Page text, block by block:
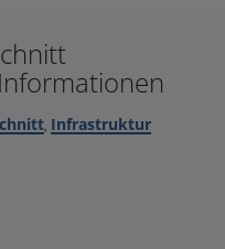
, Infrastruktur